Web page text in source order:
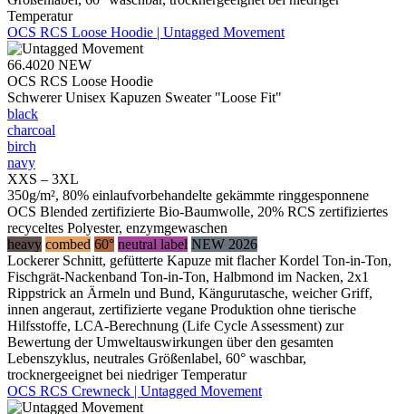
Temperatur
OCS RCS Loose Hoodie | Untagged Movement
66.4020 NEW
OCS RCS Loose Hoodie
Schwerer Unisex Kapuzen Sweater "Loose Fit"
black
charcoal
birch
navy
XXS – 3XL
350g/m², 80% einlaufvorbehandelte gekämmte ringgesponnene
OCS Blended zertifizierte Bio-Baumwolle, 20% RCS zertifiziertes
recyceltes Polyester, enzymgewaschen
heavy combed 60° neutral label NEW 2026
Lockerer Schnitt, gefütterte Kapuze mit flacher Kordel Ton-in-Ton,
Fischgrät-Nackenband Ton-in-Ton, Halbmond im Nacken, 2x1
Rippstrick an Ärmeln und Bund, Kängurutasche, weicher Griff,
innen angeraut, zertifizierte vegane Produktion ohne tierische
Hilfsstoffe, LCA-Berechnung (Life Cycle Assessment) zur
Bewertung der Umweltauswirkungen über den gesamten
Lebenszyklus, neutrales Größenlabel, 60° waschbar,
trocknergeeignet bei niedriger Temperatur
OCS RCS Crewneck | Untagged Movement